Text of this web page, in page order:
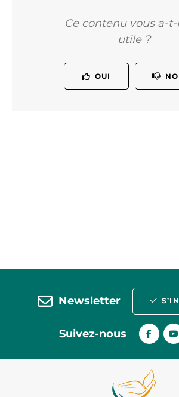
Ce contenu vous a-
utile ?
OUI
Newsletter
Suivez-nous